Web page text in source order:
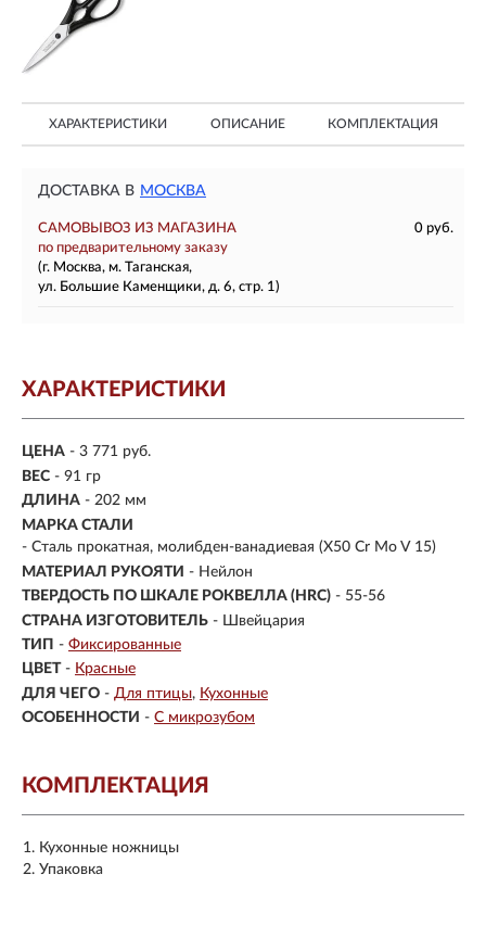
ХАРАКТЕРИСТИКИ ОПИСАНИЕ КОМПЛЕКТАЦИЯ
ДОСТАВКА В МОСКВА
САМОВЫВОЗ ИЗ МАГАЗИНА
0 руб.
по предварительному заказу
(г. Москва, м. Таганская,
ул. Большие Каменщики, д. 6, стр. 1)
ХАРАКТЕРИСТИКИ
ЦЕНА - 3 771 руб.
ВЕС - 91 гр
ДЛИНА - 202 мм
МАРКА СТАЛИ
- Сталь прокатная, молибден-ванадиевая (X50 Cr Mo V 15)
МАТЕРИАЛ РУКОЯТИ - Нейлон
ТВЕРДОСТЬ ПО ШКАЛЕ РОКВЕЛЛА (HRC) - 55-56
СТРАНА ИЗГОТОВИТЕЛЬ - Швейцария
ТИП - Фиксированные
ЦВЕТ - Красные
ДЛЯ ЧЕГО - Для птицы
Кухонные
ОСОБЕННОСТИ - С микрозубом
КОМПЛЕКТАЦИЯ
Кухонные ножницы
Упаковка